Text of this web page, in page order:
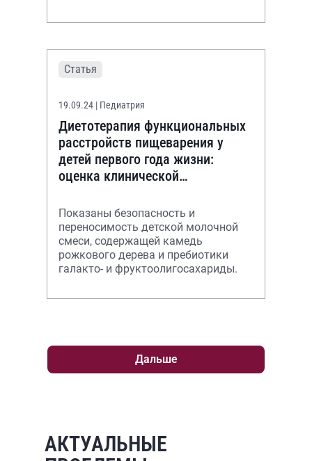
Статья
19.09.24 | Педиатрия
Диетотерапия функциональных
расстройств пищеварения у
детей первого года жизни:
оценка клинической
содержащей камедь бобов
рожков
Показаны безопасность и
переносимость детской молочной
смеси, содержащей камедь
рожкового дерева и пребиотики
галакто- и фруктоолигосахариды.
Дальше
АКТУАЛЬНЫЕ